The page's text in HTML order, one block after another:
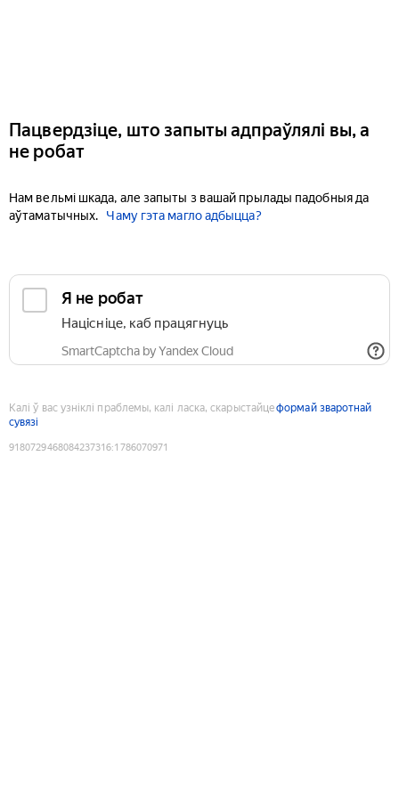
Пацвердзіце, што запыты адпраўлялі вы, а
не робат
Нам вельмі шкада, але запыты з вашай прылады падобныя да
аўтаматычных.
Чаму гэта магло адбыцца?
Я не робат
Націсніце, каб працягнуць
SmartCaptcha by Yandex Cloud
Калі ў вас узніклі праблемы, калі ласка, скарыстайцеформай зваротнай
сувязі
9180729468084237316:1786070971